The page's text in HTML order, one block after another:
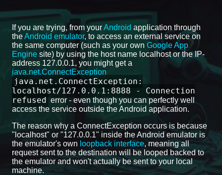
If you are trying, from yourAndroid application through
theAndroid emulator, to access an external service on
the same computer (such as your own Google App
Engine site) by using the host name localhost or the IP-
address 127.0.0.1, you might get a
java.net.ConnectException
java.net.ConnectException:
localhost/127.0.0.1:8888 - Connection
refused error - even though you can perfectly well
access the service outside the Android application.
The reason why a ConnectException occurs is because
"localhost" or "127.0.0.1" inside the Android emulator is
the emulator's own loopback interface, meaning all
request sent to the destination will be looped backed to
the emulator and won't actually be sent to your local
machine.